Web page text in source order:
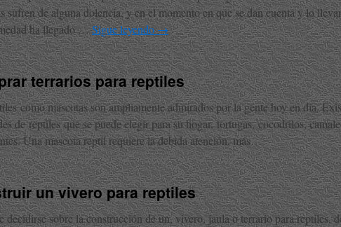
sufren de alguna dolencia, y en el momento en que se dan cuenta y lo
ha llegado …Sigue leyendo→
terrarios para reptiles
como mascotas son ampliamente admirados por la gente hoy en día.
de reptiles que se puede elegir para su hogar, tortugas, cocodrilos,
Una mascota reptil requiere la debida atención, más…
un vivero para reptiles
decidirse sobre la construcción de un, vivero, jaula o terrario para reptiles,